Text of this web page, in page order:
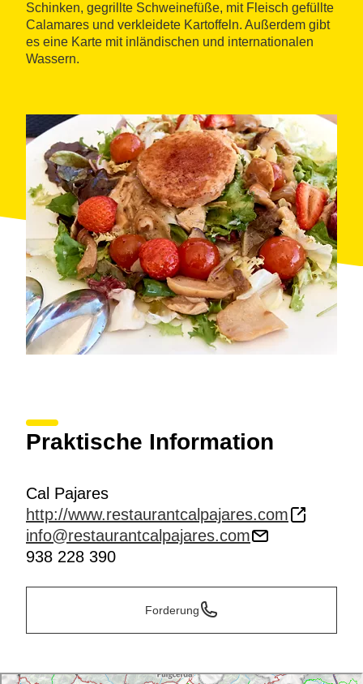
Schinken, gegrillte Schweinefüße, mit Fleisch gefüllte
Calamares und verkleidete Kartoffeln. Außerdem gibt
es eine Karte mit inländischen und internationalen
Wassern.
Praktische Information
Cal Pajares
http://www.restaurantcalpajares.com
info@restaurantcalpajares.com
938 228 390
Forderung